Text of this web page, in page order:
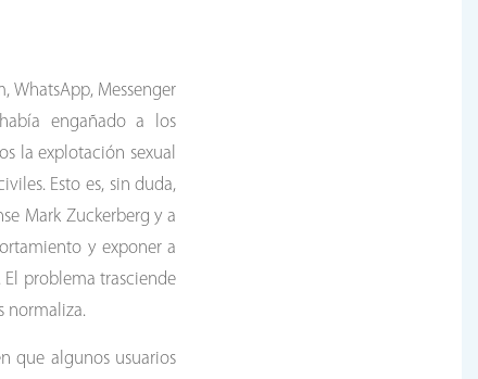
WhatsApp, Messenger
engañado a los
la explotación sexual
Esto es, sin duda,
Mark Zuckerberg y a
y exponer a
El problema trasciende
normaliza.
que algunos usuarios